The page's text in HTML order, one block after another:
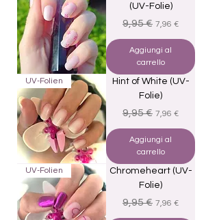
(UV-Folie)
Prezzo regolare
9,95 € Prezzo scontato
7,96 €
Aggiungi al
carrello
UV-Folien
Hint of White (UV-
Folie)
Prezzo regolare
9,95 € Prezzo scontato
7,96 €
Aggiungi al
carrello
UV-Folien
Chromeheart (UV-
Folie)
Prezzo regolare
9,95 € Prezzo scontato
7,96 €